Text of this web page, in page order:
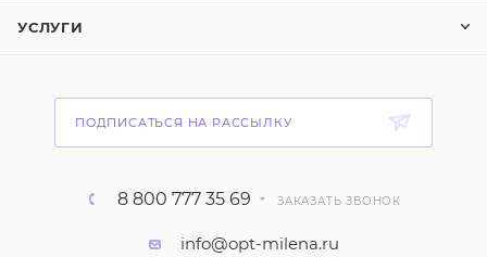
УСЛУГИ
ПОДПИСАТЬСЯ НА РАССЫЛКУ
8 800 777 35 69 ЗАКАЗАТЬ ЗВОНОК
info@opt-milena.ru